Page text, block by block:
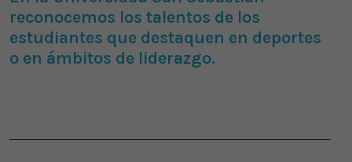
reconocemos los talentos de los
estudiantes que destaquen en deportes
o en ámbitos de liderazgo.